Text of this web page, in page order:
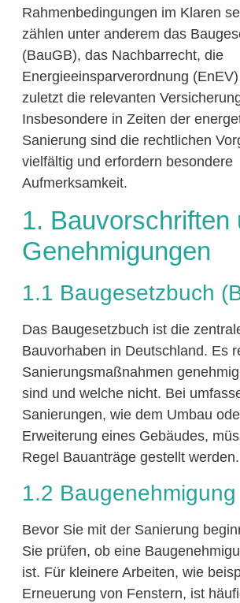
Rahmenbedingungen im Klaren
zählen unter anderem das
(BauGB), das Nachbarrecht, die
Energieeinsparverordnung
zuletzt die relevanten
Insbesondere in Zeiten der
Sanierung sind die rechtlichen
vielfältig und erfordern besondere
Aufmerksamkeit.
1. Bauvorschriften
Genehmigungen
1.1 Baugesetzbuch
Das Baugesetzbuch ist die
Bauvorhaben in Deutschland. Es
Sanierungsmaßnahmen
sind und welche nicht. Bei
Sanierungen, wie dem Umbau
Erweiterung eines Gebäudes,
Regel Bauanträge gestellt werden.
1.2 Baugenehmigung
Bevor Sie mit der Sanierung
Sie prüfen, ob eine
ist. Für kleinere Arbeiten, wie
Erneuerung von Fenstern, ist